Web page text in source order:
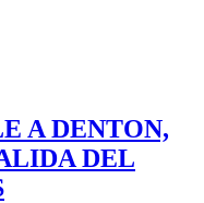
A DENTON,
DEL